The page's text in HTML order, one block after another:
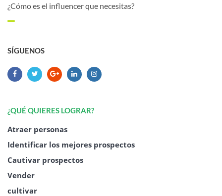
¿Cómo es el influencer que necesitas?
SÍGUENOS
¿QUÉ QUIERES LOGRAR?
Atraer personas
Identificar los mejores prospectos
Cautivar prospectos
Vender
cultivar